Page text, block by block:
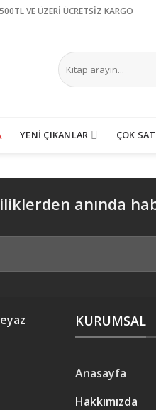
500TL VE ÜZERİ ÜCRETSİZ KARGO
Ara:
YENİ ÇIKANLAR ÇOK
anında
KURUMSAL
Anasayfa
Hakkımızda